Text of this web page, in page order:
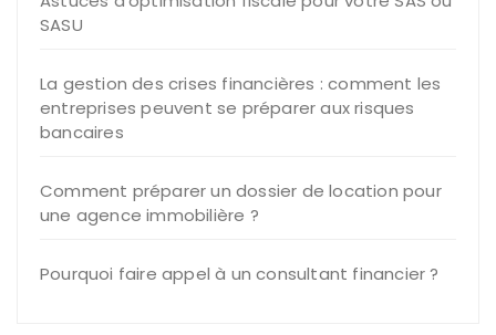
SASU
La gestion des crises financières : comment les
entreprises peuvent se préparer aux risques
bancaires
Comment préparer un dossier de location pour
une agence immobilière ?
Pourquoi faire appel à un consultant financier ?